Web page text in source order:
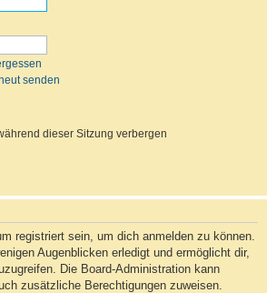
senden
dieser Sitzung verbergen
registriert sein, um dich anmelden zu können.
Augenblicken erledigt und ermöglicht dir,
Die Board-Administration kann
zusätzliche Berechtigungen zuweisen.